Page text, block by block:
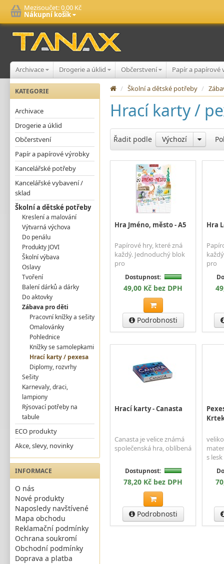
Mezisoučet:0,00 Kč
Nákupní košík
Archivace Drogerie a úklid Občerstvení Papír a
KATEGORIE
Archivace
Drogerie a úklid
Občerstvení
Papír a papírové výrobky
Kancelářské potřeby
Kancelářské vybavení /
sklad
Školní a dětské potřeby
Kreslení a malování
Výtvarná výchova
Do penálu
Produkty JOVI
Školní výbava
Oslavy
Tvoření
Balení dárků a dárky
Do aktovky
Zábava pro děti
Pracovní knížky a sešity
Omalovánky
Pohlednice
Knížky se samolepkami
Hrací karty / pexesa
Diplomy, rozvrhy
Sešity
Karnevaly, draci,
lampiony
Rýsovací potřeby na
tabule
ECO produkty
Akce, slevy, novinky
INFORMACE
O nás
Nové produkty
Naposledy navštívené
Mapa obchodu
Reklamační podmínky
Ochrana soukromí
Obchodní podmínky
Doprava a platba
/ Školní a dětské potřeby /
Hrací karty /
Řadit podle Výchozí
Hra Jméno, město - A5
Papírové hry, které zná
každý. Jednoduchý blok
pro
Dostupnost:
49,00 Kč bez DPH
Podrobnosti
Hra
pro
Hrací karty - Canasta
Canasta je velice známá
společenská hra, oblíbená
Dostupnost:
78,20 Kč bez DPH
Podrobnosti
s lesk